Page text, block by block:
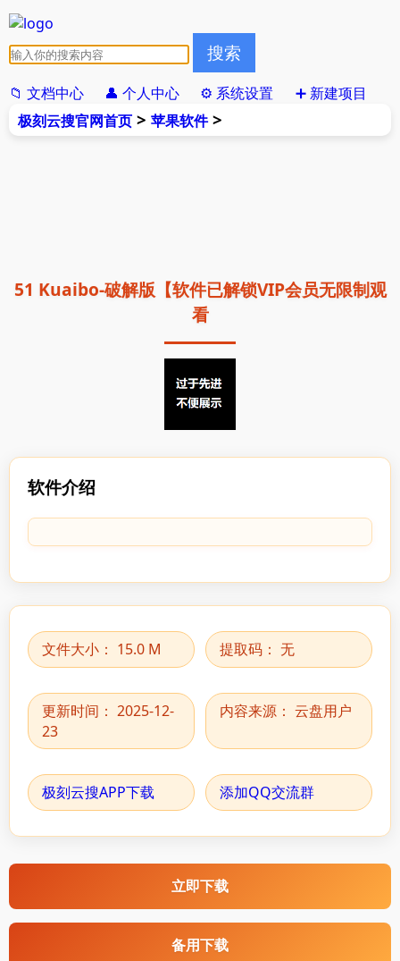
📁 文档中心 👤 个人中心 ⚙️ 系统设置
➕ 新建项目
极刻云搜官网首页 > 苹果软件>
51 Kuaibo-破解版【软件已解锁VIP会员无限制观
看
软件介绍
文件大小： 15.0 M 提取码： 无
更新时间： 2025-12-
23
内容来源： 云盘用户
极刻云搜APP下载 添加QQ交流群
立即下载
备用下载